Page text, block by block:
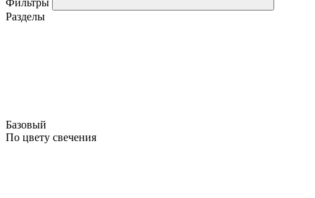
Разделы
Базовый
По цвету свечения